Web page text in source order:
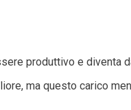
produttivo e diventa
ma questo carico